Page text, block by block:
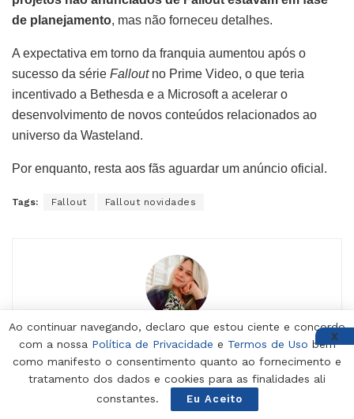
de planejamento, mas não forneceu detalhes.
A expectativa em torno da franquia aumentou após o
sucesso da série Falloutno Prime Video, o que teria
incentivado a Bethesda e a Microsoft a acelerar o
desenvolvimento de novos conteúdos relacionados ao
universo da Wasteland.
Por enquanto, resta aos fãs aguardar um anúncio oficial.
Tags: Fallout Fallout novidades
Beatriz Chiessi
Jornalista do The Game Times, Beatriz Chiessi é
formada em Gestão Empresarial e possui MBA em
Jornalismo Digital. Especialista na produção de
Ao continuar navegando, declaro que estou ciente e concordo
com a nossa Política de Privacidade e Termos de Uso bem
como manifesto o consentimento quanto ao fornecimento e
tratamento dos dados e cookies para as finalidades ali
constantes.
Eu Aceito
X